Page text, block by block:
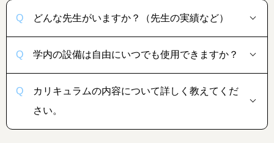
どんな先生がいますか？（先生の実績など）
学内の設備は自由にいつでも使用できますか？
カリキュラムの内容について詳しく教えてくだ
さい。